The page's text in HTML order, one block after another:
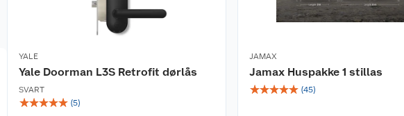
YALE
Yale Doorman L3S Retrofit dørlås
SVART
☆☆☆☆☆ (5)
JAMAX
Jamax Huspakke 1 stillas
☆☆☆☆☆ (45)